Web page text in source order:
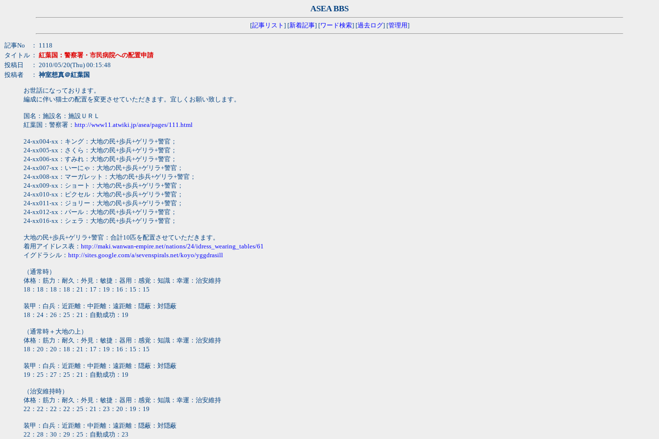
ASEA BBS
[記事リスト ] [新着記事] [ワード検索] [過去ログ] [管理用]
記事No
： 1118
タイトル ： 紅葉国：警察署・市民病院への配置申請
投稿日
： 2010/05/20(Thu) 00:15:48
投稿者
： 神室想真＠紅葉国
お世話になっております。
編成に伴い猫士の配置を変更させていただきます。宜しくお願い致します。
国名：施設名：施設ＵＲＬ
紅葉国：警察署： http://www11.atwiki.jp/asea/pages/111.html
24-xx004-xx：キング：大地の民+歩兵+ゲリラ+警官；
24-xx005-xx：さくら：大地の民+歩兵+ゲリラ+警官；
24-xx006-xx：すみれ：大地の民+歩兵+ゲリラ+警官；
24-xx007-xx：いーにゃ：大地の民+歩兵+ゲリラ+警官；
24-xx008-xx：マーガレット：大地の民+歩兵+ゲリラ+警官；
24-xx009-xx：ショート：大地の民+歩兵+ゲリラ+警官；
24-xx010-xx：ピクセル：大地の民+歩兵+ゲリラ+警官；
24-xx011-xx：ジョリー：大地の民+歩兵+ゲリラ+警官；
24-xx012-xx：パール：大地の民+歩兵+ゲリラ+警官；
24-xx016-xx：シェラ：大地の民+歩兵+ゲリラ+警官；
大地の民+歩兵+ゲリラ+警官：合計10匹を配置させていただきます。
着用アイドレス表： http://maki.wanwan-empire.net/nations/24/idress_wearing_tables/61
イグドラシル： http://sites.google.com/a/sevenspirals.net/koyo/yggdrasill
（通常時）
体格：筋力：耐久：外見：敏捷：器用：感覚：知識：幸運：治安維持
18：18：18：18：21：17：19：16：15：15
装甲：白兵：近距離：中距離：遠距離：隠蔽：対隠蔽
18：24：26：25：21：自動成功：19
（通常時＋大地の上）
体格：筋力：耐久：外見：敏捷：器用：感覚：知識：幸運：治安維持
18：20：20：18：21：17：19：16：15：15
装甲：白兵：近距離：中距離：遠距離：隠蔽：対隠蔽
19：25：27：25：21：自動成功：19
（治安維持時）
体格：筋力：耐久：外見：敏捷：器用：感覚：知識：幸運：治安維持
22：22：22：22：25：21：23：20：19：19
装甲：白兵：近距離：中距離：遠距離：隠蔽：対隠蔽
22：28：30：29：25：自動成功：23